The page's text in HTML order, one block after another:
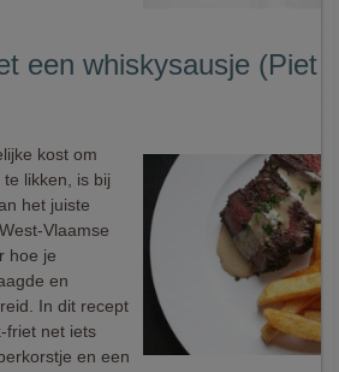
een whiskysausje (Piet
kost om
likken, is bij
het juiste
Vlaamse
hoe je
en
In dit recept
friet net iets
en een